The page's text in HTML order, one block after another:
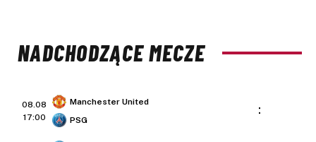
NADCHODZĄCE MECZE
08.08
17:00
Manchester United
PSG
: